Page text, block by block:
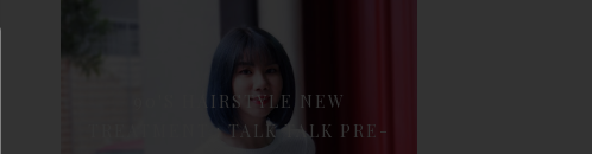
90'S HAIRSTYLE NEW
TREATMENT : TALK TALK PRE-